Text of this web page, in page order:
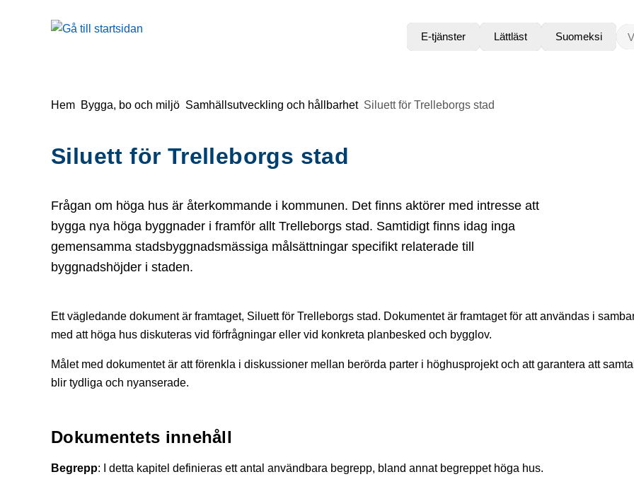
Gå till innehåll
till sidomeny
E-tjänster
Lättläst Suomeksi
Du är här:
Hem Bygga, bo och miljö Samhällsutveckling och hållbarhet Siluett för Trelleborgs stad
Siluett för Trelleborgs stad
Frågan om höga hus är återkommande i kommunen. Det finns aktörer med intresse att
bygga nya höga byggnader i framför allt Trelleborgs stad. Samtidigt finns idag inga
gemensamma stadsbyggnadsmässiga målsättningar specifikt relaterade till
byggnadshöjder i staden.
Ett vägledande dokument är framtaget, Siluett för Trelleborgs stad. Dokumentet är framtaget för att användas i
med att höga hus diskuteras vid förfrågningar eller vid konkreta planbesked och bygglov.
Målet med dokumentet är att förenkla i diskussioner mellan berörda parter i höghusprojekt och att garantera att
blir tydliga och nyanserade.
Dokumentets innehåll
Begrepp: I detta kapitel definieras ett antal användbara begrepp, bland annat begreppet höga hus.